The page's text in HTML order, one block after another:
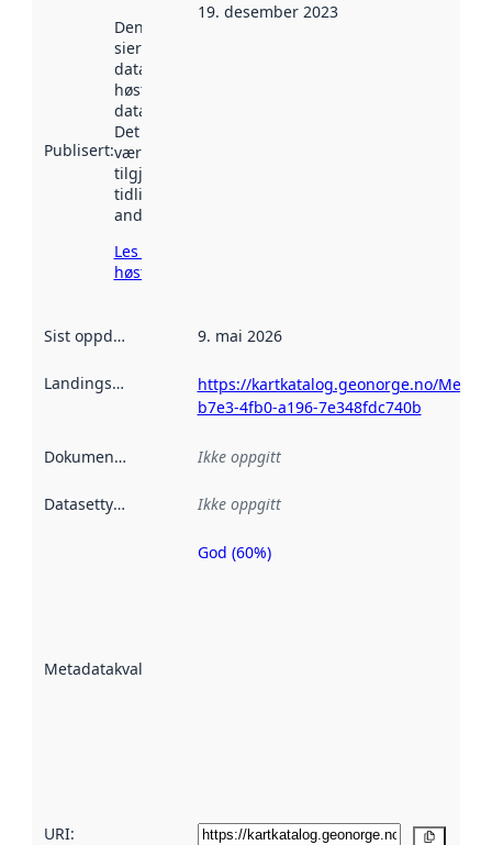
Publisert:
Denne datoen
sier når
datasettet ble
høstet av
data.norge.no.
Det kan ha
vært
tilgjengelig
tidligere
andre steder.
Les mer om
høsting her
19. desember 2023
Sist oppdatert 9. mai 2026
Landingsside
https://kartkatalog.geonorge.no/
b7e3-4fb0-a196-7e348fdc740b
Dokumentasjon Ikke oppgitt
Datasettype Ikke oppgitt
Metadatakvalitet
Metadatakvalitet
God (60%)
URI: